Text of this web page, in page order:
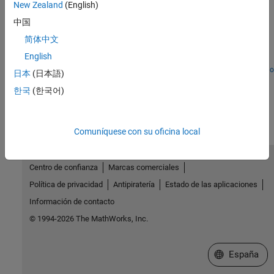
Spiral Galaxy Formation Simulation Using MATLAB
Function Blocks
interactions.
Abrir modelo
New Zealand (English)
中国
简体中文
English
日本 (日本語)
한국 (한국어)
Comuníquese con su oficina local
Centro de confianza
Marcas comerciales
Política de privacidad
Antipiratería
Estado de las aplicaciones
Información de contacto
© 1994-2026 The MathWorks, Inc.
Seleccione
España